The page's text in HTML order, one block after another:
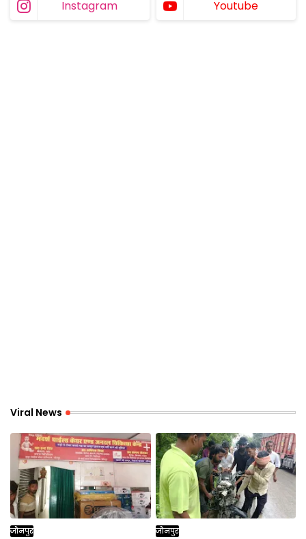
Instagram Youtube
Viral News
जौनपुर जौनपुर